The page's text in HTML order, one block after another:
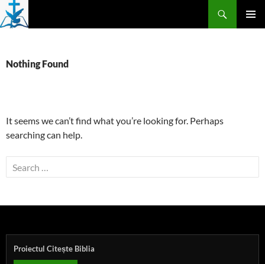
Skip
to
Search
Nothing Found
It seems we can’t find what you’re looking for. Perhaps
searching can help.
Search
for:
Proiectul Citește Biblia